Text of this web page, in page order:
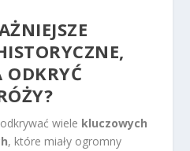
wiele kluczowych
, które miały ogromny